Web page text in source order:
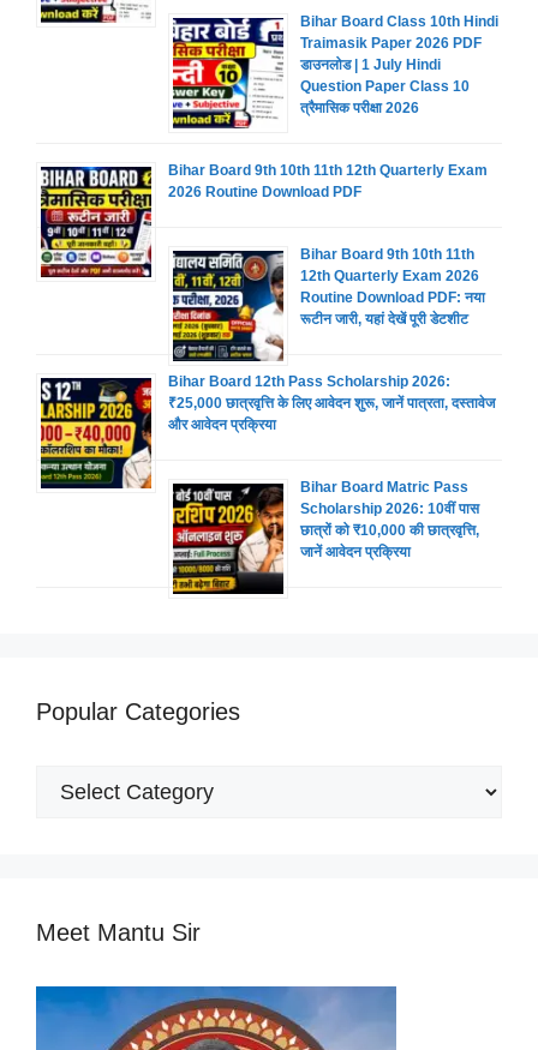
Bihar Board Class 10th Hindi
Traimasik Paper 2026 PDF
डाउनलोड | 1 July Hindi
Question Paper Class 10
त्रैमासिक परीक्षा 2026
Bihar Board 9th 10th 11th 12th Quarterly Exam
2026 Routine Download PDF
Bihar Board 9th 10th 11th
12th Quarterly Exam 2026
Routine Download PDF: नया
रूटीन जारी, यहां देखें पूरी डेटशीट
Bihar Board 12th Pass Scholarship 2026:
₹25,000 छात्रवृत्ति के लिए आवेदन शुरू, जानें पात्रता, दस्तावेज
और आवेदन प्रक्रिया
Bihar Board Matric Pass
Scholarship 2026: 10वीं पास
छात्रों को ₹10,000 की छात्रवृत्ति,
जानें आवेदन प्रक्रिया
Popular Categories
Popular
Meet Mantu Sir